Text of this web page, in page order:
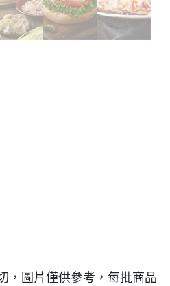
，圖片僅供參考，每批商品